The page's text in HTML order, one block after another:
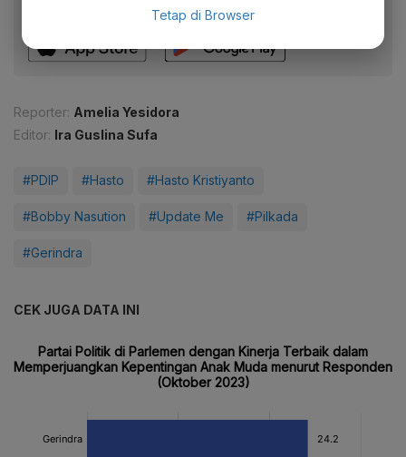
fitur menarik lainnya lewat aplikasi mobile Katadata.
Reporter: Amelia Yesidora
Editor: Ira Guslina Sufa
#PDIP #Hasto #Hasto Kristiyanto
#Bobby Nasution #Update Me #Pilkada
#Gerindra
CEK JUGA DATA INI
Tetap di Browser